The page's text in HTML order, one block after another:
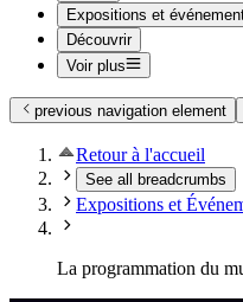
Expositions et
Découvrir
Voir plus
previous navigation element
Retour à l'accueil
See all breadcrumbs
Expositions et
La programmation du